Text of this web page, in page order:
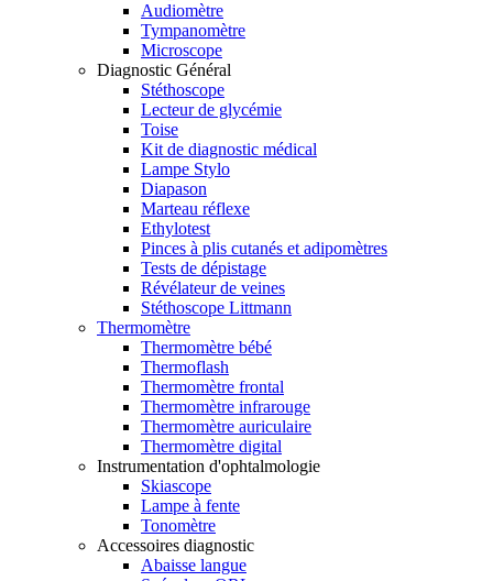
Audiomètre
Tympanomètre
Microscope
Diagnostic Général
Stéthoscope
Lecteur de glycémie
Toise
Kit de diagnostic médical
Lampe Stylo
Diapason
Marteau réflexe
Ethylotest
Pinces à plis cutanés et adipomètres
Tests de dépistage
Révélateur de veines
Stéthoscope Littmann
Thermomètre
Thermomètre bébé
Thermoflash
Thermomètre frontal
Thermomètre infrarouge
Thermomètre auriculaire
Thermomètre digital
Instrumentation d'ophtalmologie
Skiascope
Lampe à fente
Tonomètre
Accessoires diagnostic
Abaisse langue